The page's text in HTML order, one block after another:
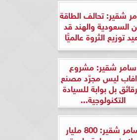
شقير: تحالف الطاقة
السعودية والهند قد
توزيع الثروة عالميًّا
سامر شقير: مشروع
ليس مجرَّد مصنع
بل بوابة للسيادة
التكنولوجية...
سامر شقير: 800 مليار